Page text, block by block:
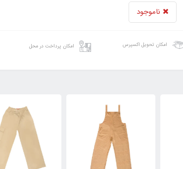
ناموجود
امکان تحویل اکسپرس امکان پرداخت در محل